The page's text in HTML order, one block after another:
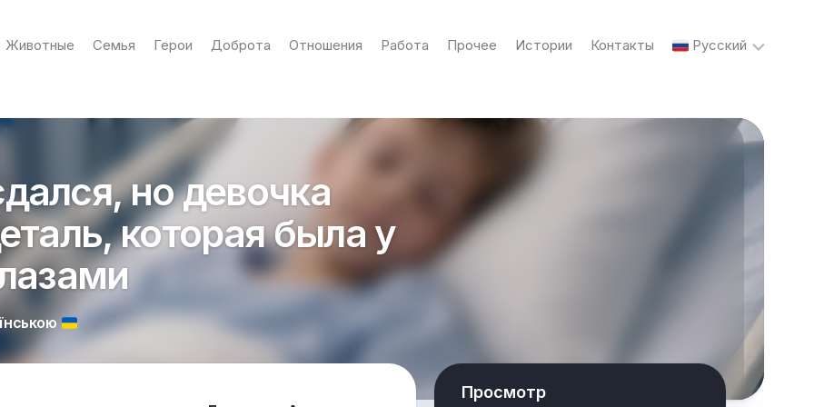
Животные Семья Герои Доброта Отношения Работа Прочее Истории Контакты Русский
English
но девочка
которая была у
Просмотр